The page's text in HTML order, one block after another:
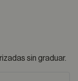
sin graduar.